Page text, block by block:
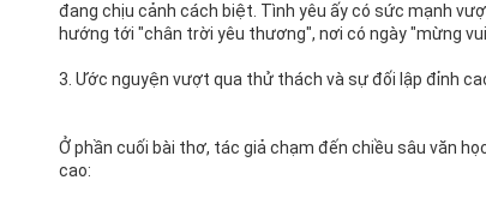
đang chịu cảnh cách biệt. Tình yêu ấy có sức mạnh
hướng tới "chân trời yêu thương", nơi có ngày "mừng
3. Ước nguyện vượt qua thử thách và sự đối lập đỉnh
Ở phần cuối bài thơ, tác giả chạm đến chiều sâu văn
cao: